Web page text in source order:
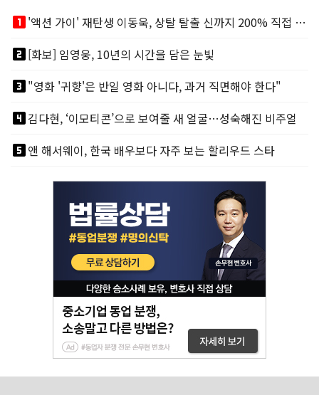
looks_one
'액션 가이' 재탄생 이동욱, 상탈 탈출 신까지 200% 직접 소화
looks_two[화보] 임영웅, 10년의 시간을 담은 눈빛
looks_3"영화 '귀향'은 반일 영화 아니다, 과거 직면해야 한다"
looks_4김다현, ‘이모티콘’으로 보여줄 새 얼굴…성숙해진 비주얼
looks_5앤 해서웨이, 한국 배우보다 자주 보는 할리우드 스타